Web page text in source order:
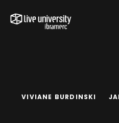
VIVIANE BURDINSKI